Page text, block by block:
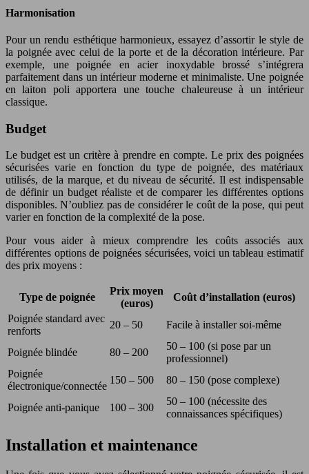
Harmonisation
Pour un rendu esthétique harmonieux, essayez d’assortir le style de
la poignée avec celui de la porte et de la décoration intérieure. Par
exemple, une poignée en acier inoxydable brossé s’intégrera
parfaitement dans un intérieur moderne et minimaliste. Une poignée
en laiton poli apportera une touche chaleureuse à un intérieur
classique.
Budget
Le budget est un critère à prendre en compte. Le prix des poignées
sécurisées varie en fonction du type de poignée, des matériaux
utilisés, de la marque, et du niveau de sécurité. Il est indispensable
de définir un budget réaliste et de comparer les différentes options
disponibles. N’oubliez pas de considérer le coût de la pose, qui peut
varier en fonction de la complexité de la pose.
Pour vous aider à mieux comprendre les coûts associés aux
différentes options de poignées sécurisées, voici un tableau estimatif
des prix moyens :
Type de poignée
Prix moyen
(euros)
Coût d’installation (euros)
Poignée standard avec
renforts
20 – 50 Facile à installer soi-même
Poignée blindée 80 – 200
50 – 100 (si pose par un
professionnel)
Poignée
électronique/connectée
150 – 500 80 – 150 (pose complexe)
Poignée anti-panique 100 – 300
50 – 100 (nécessite des
connaissances spécifiques)
Installation et maintenance